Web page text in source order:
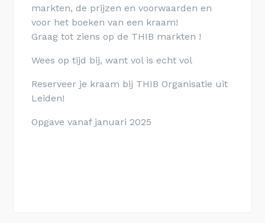
markten, de prijzen en voorwaarden en
voor het boeken van een kraam!
Graag tot ziens op de THIB markten !
Wees op tijd bij, want vol is echt vol
Reserveer je kraam bij THIB Organisatie uit
Leiden!
Opgave vanaf januari 2025